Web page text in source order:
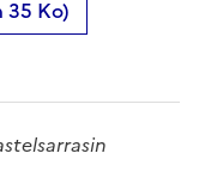
35 Ko)